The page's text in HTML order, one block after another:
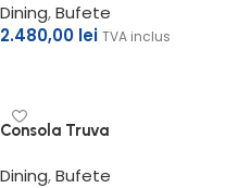
Dining,Bufete
2.480,00 lei TVA inclus
Consola Truva
Dining,Bufete